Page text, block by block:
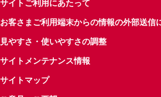
サイトご利用にあたって
お客さまご利用端末からの情報の外部送信
見やすさ・使いやすさの調整
サイトメンテナンス情報
サイトマップ